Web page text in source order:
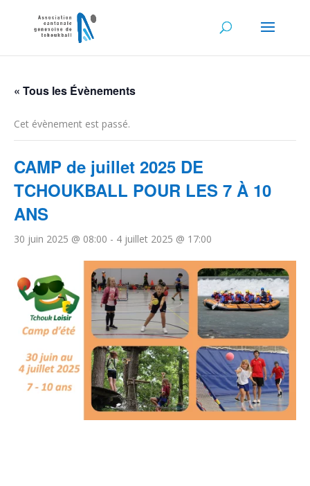
« Tous les Évènements
Cet évènement est passé.
CAMP de juillet 2025 DE
TCHOUKBALL POUR LES 7 À 10
ANS
30 juin 2025 @ 08:00 - 4 juillet 2025 @ 17:00